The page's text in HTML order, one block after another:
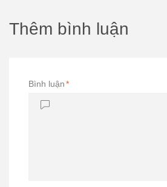
Thêm bình luận
Bình luận*